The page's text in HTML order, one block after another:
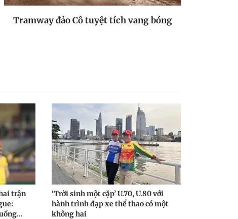
Tramway đảo Cô tuyệt tích vang bóng
trận
‘Trời sinh một cặp’ U.70, U.80 với
hành trình đạp xe thể thao có một
không hai